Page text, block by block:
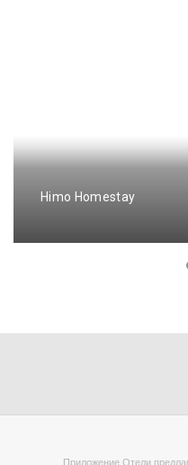
Himo Homestay
Приложение Отели